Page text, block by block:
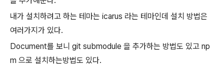
내가 설치하려고 하는 테마는 icarus 라는 테마인데 설치 방법은
여러가지가 있다.
Document를 보니 git submodule 을 추가하는 방법도 있고 np
m 으로 설치하는방법도 있다.